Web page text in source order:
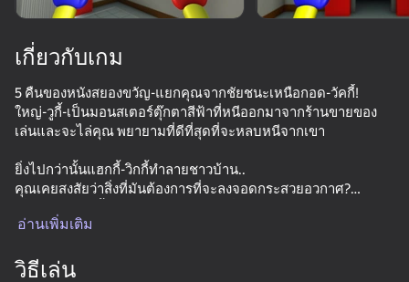
เกี่ยวกับเกม
5 คืนของหนังสยองขวัญ-แยกคุณจากชัยชนะเหนือกอด-วัคกี้!
ใหญ่-วูกี้-เป็นมอนสเตอร์ตุ๊กตาสีฟ้าที่หนีออกมาจากร้านขายของ
เล่นและจะไล่คุณ พยายามที่ดีที่สุดที่จะหลบหนีจากเขา
ยิ่งไปกว่านั้นแฮกกี้-วิกกี้ทำลายชาวบ้าน..
คุณเคยสงสัยว่าสิ่งที่มันต้องการที่จะลงจอดกระสวยอวกาศ?
สำหรับการป้องกัน
อออกสำหรับคืนที่น่ากลัวและชาวบ้านจะถูกบันทึกไว้!
อ่านเพิ่มเติม
วิธีเล่น